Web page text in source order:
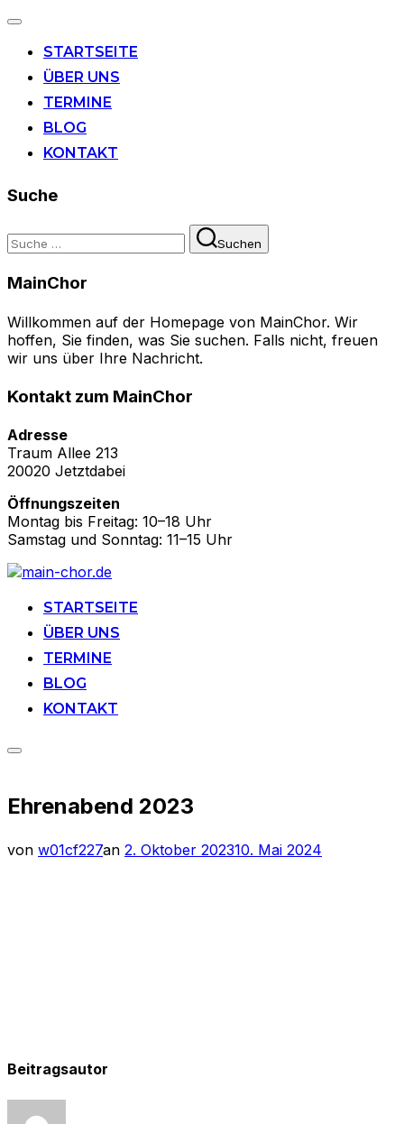
Navigation
STARTSEITE
ÜBER UNS
TERMINE
BLOG
KONTAKT
Suche
Suchen
nach:
Suchen
MainChor
Willkommen auf der Homepage von MainChor. Wir
hoffen, Sie finden, was Sie suchen. Falls nicht, freuen
wir uns über Ihre Nachricht.
Kontakt zum MainChor
Adresse
Traum Allee 213
20020 Jetztdabei
Öffnungszeiten
Montag bis Freitag: 10–18 Uhr
Samstag und Sonntag: 11–15 Uhr
Zu
springenSTARTSEITE
ÜBER UNS
TERMINE
BLOG
KONTAKT
Seitenleiste
umschalten
Ehrenabend 2023
von w01cf227an Veröffentlicht
2. Oktober 202310. Mai 2024
Beitragsautor